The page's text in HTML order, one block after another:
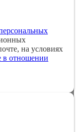
на условиях
в отношении